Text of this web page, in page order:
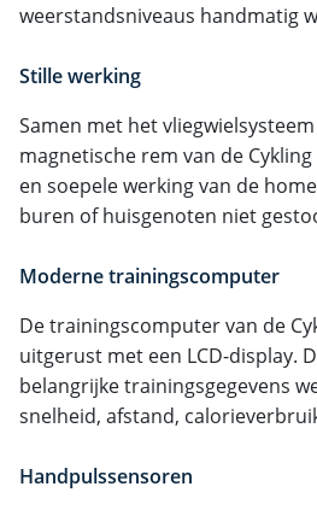
weerstandsniveaus handmatig
Stille werking
Samen met het
magnetische rem van de
en soepele werking van de
buren of huisgenoten niet
Moderne trainingscomputer
De trainingscomputer van de
uitgerust met een LCD-display.
belangrijke trainingsgegevens
snelheid, afstand,
Handpulssensoren